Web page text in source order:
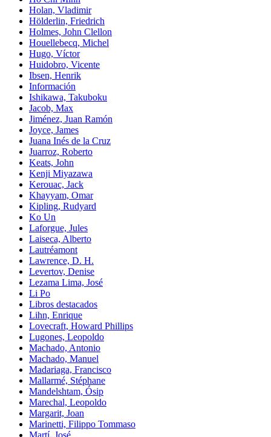
Holan, Vladimir
Hölderlin, Friedrich
Holmes, John Clellon
Houellebecq, Michel
Hugo, Víctor
Huidobro, Vicente
Ibsen, Henrik
Información
Ishikawa, Takuboku
Jacob, Max
Jiménez, Juan Ramón
Joyce, James
Juana Inés de la Cruz
Juarroz, Roberto
Keats, John
Kenji Miyazawa
Kerouac, Jack
Khayyam, Omar
Kipling, Rudyard
Ko Un
Laforgue, Jules
Laiseca, Alberto
Lautréamont
Lawrence, D. H.
Levertov, Denise
Lezama Lima, José
Li Po
Libros destacados
Lihn, Enrique
Lovecraft, Howard Phillips
Lugones, Leopoldo
Machado, Antonio
Machado, Manuel
Madariaga, Francisco
Mallarmé, Stéphane
Mandelshtam, Ósip
Marechal, Leopoldo
Margarit, Joan
Marinetti, Filippo Tommaso
Martí, José